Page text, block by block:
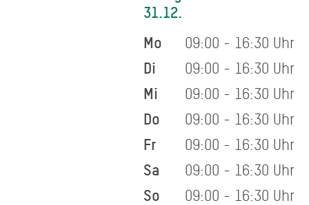
31.12.
Mo
09:00 - 16:30 Uhr
Di 09:00 - 16:30 Uhr
Mi 09:00 - 16:30 Uhr
Do 09:00 - 16:30 Uhr
Fr 09:00 - 16:30 Uhr
Sa 09:00 - 16:30 Uhr
So
09:00 - 16:30 Uhr